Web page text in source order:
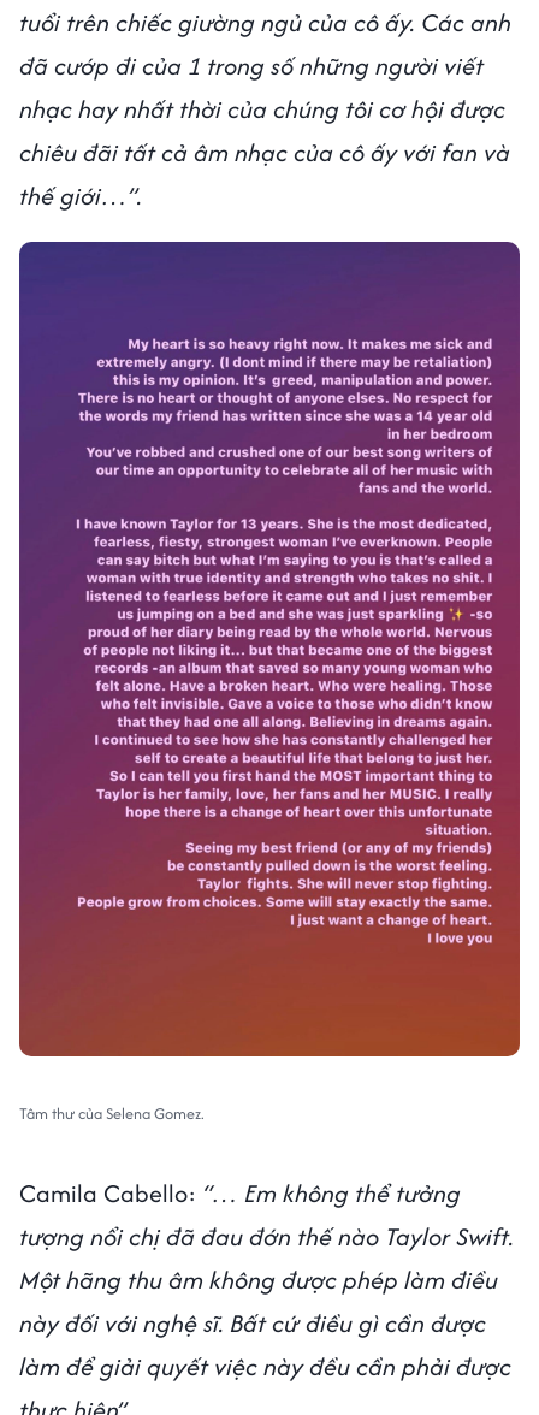
tuổi trên chiếc giường ngủ của cô ấy. Các anh
đã cướp đi của 1 trong số những người viết
nhạc hay nhất thời của chúng tôi cơ hội được
chiêu đãi tất cả âm nhạc của cô ấy với fan và
thế giới…”.
Tâm thư của Selena Gomez.
Camila Cabello: “… Em không thể tưởng
tượng nổi chị đã đau đớn thế nào Taylor Swift.
Một hãng thu âm không được phép làm điều
này đối với nghệ sĩ. Bất cứ điều gì cần được
làm để giải quyết việc này đều cần phải được